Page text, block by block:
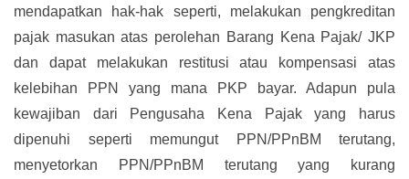
mendapatkan hak-hak seperti, melakukan pengkreditan
pajak masukan atas perolehan Barang Kena Pajak/ JKP
dan dapat melakukan restitusi atau kompensasi atas
kelebihan PPN yang mana PKP bayar. Adapun pula
kewajiban dari Pengusaha Kena Pajak yang harus
dipenuhi seperti memungut PPN/PPnBM terutang,
menyetorkan PPN/PPnBM terutang yang kurang